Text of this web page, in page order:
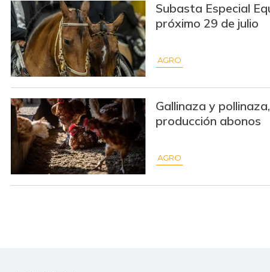
Subasta Especial
próximo 29 de julio
AGRO
Gallinaza y
producción abonos
AGRO